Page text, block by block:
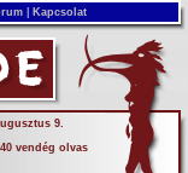
Kapcsolat
9.
vendég olvas